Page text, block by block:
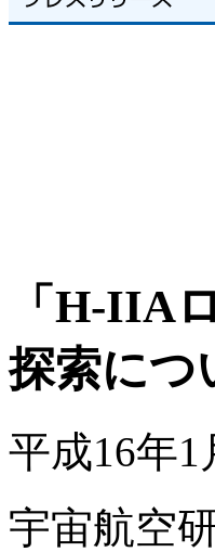
「H-IIA
探索につ
平成16年1
宇宙航空